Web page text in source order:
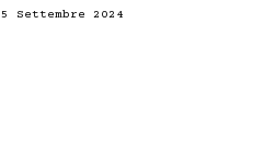
5 Settembre 2024